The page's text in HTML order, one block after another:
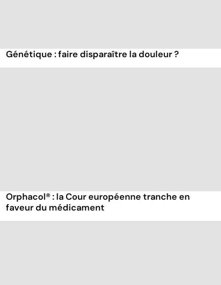
Génétique : faire disparaître la douleur ?
Orphacol® : la Cour européenne tranche en
faveur du médicament